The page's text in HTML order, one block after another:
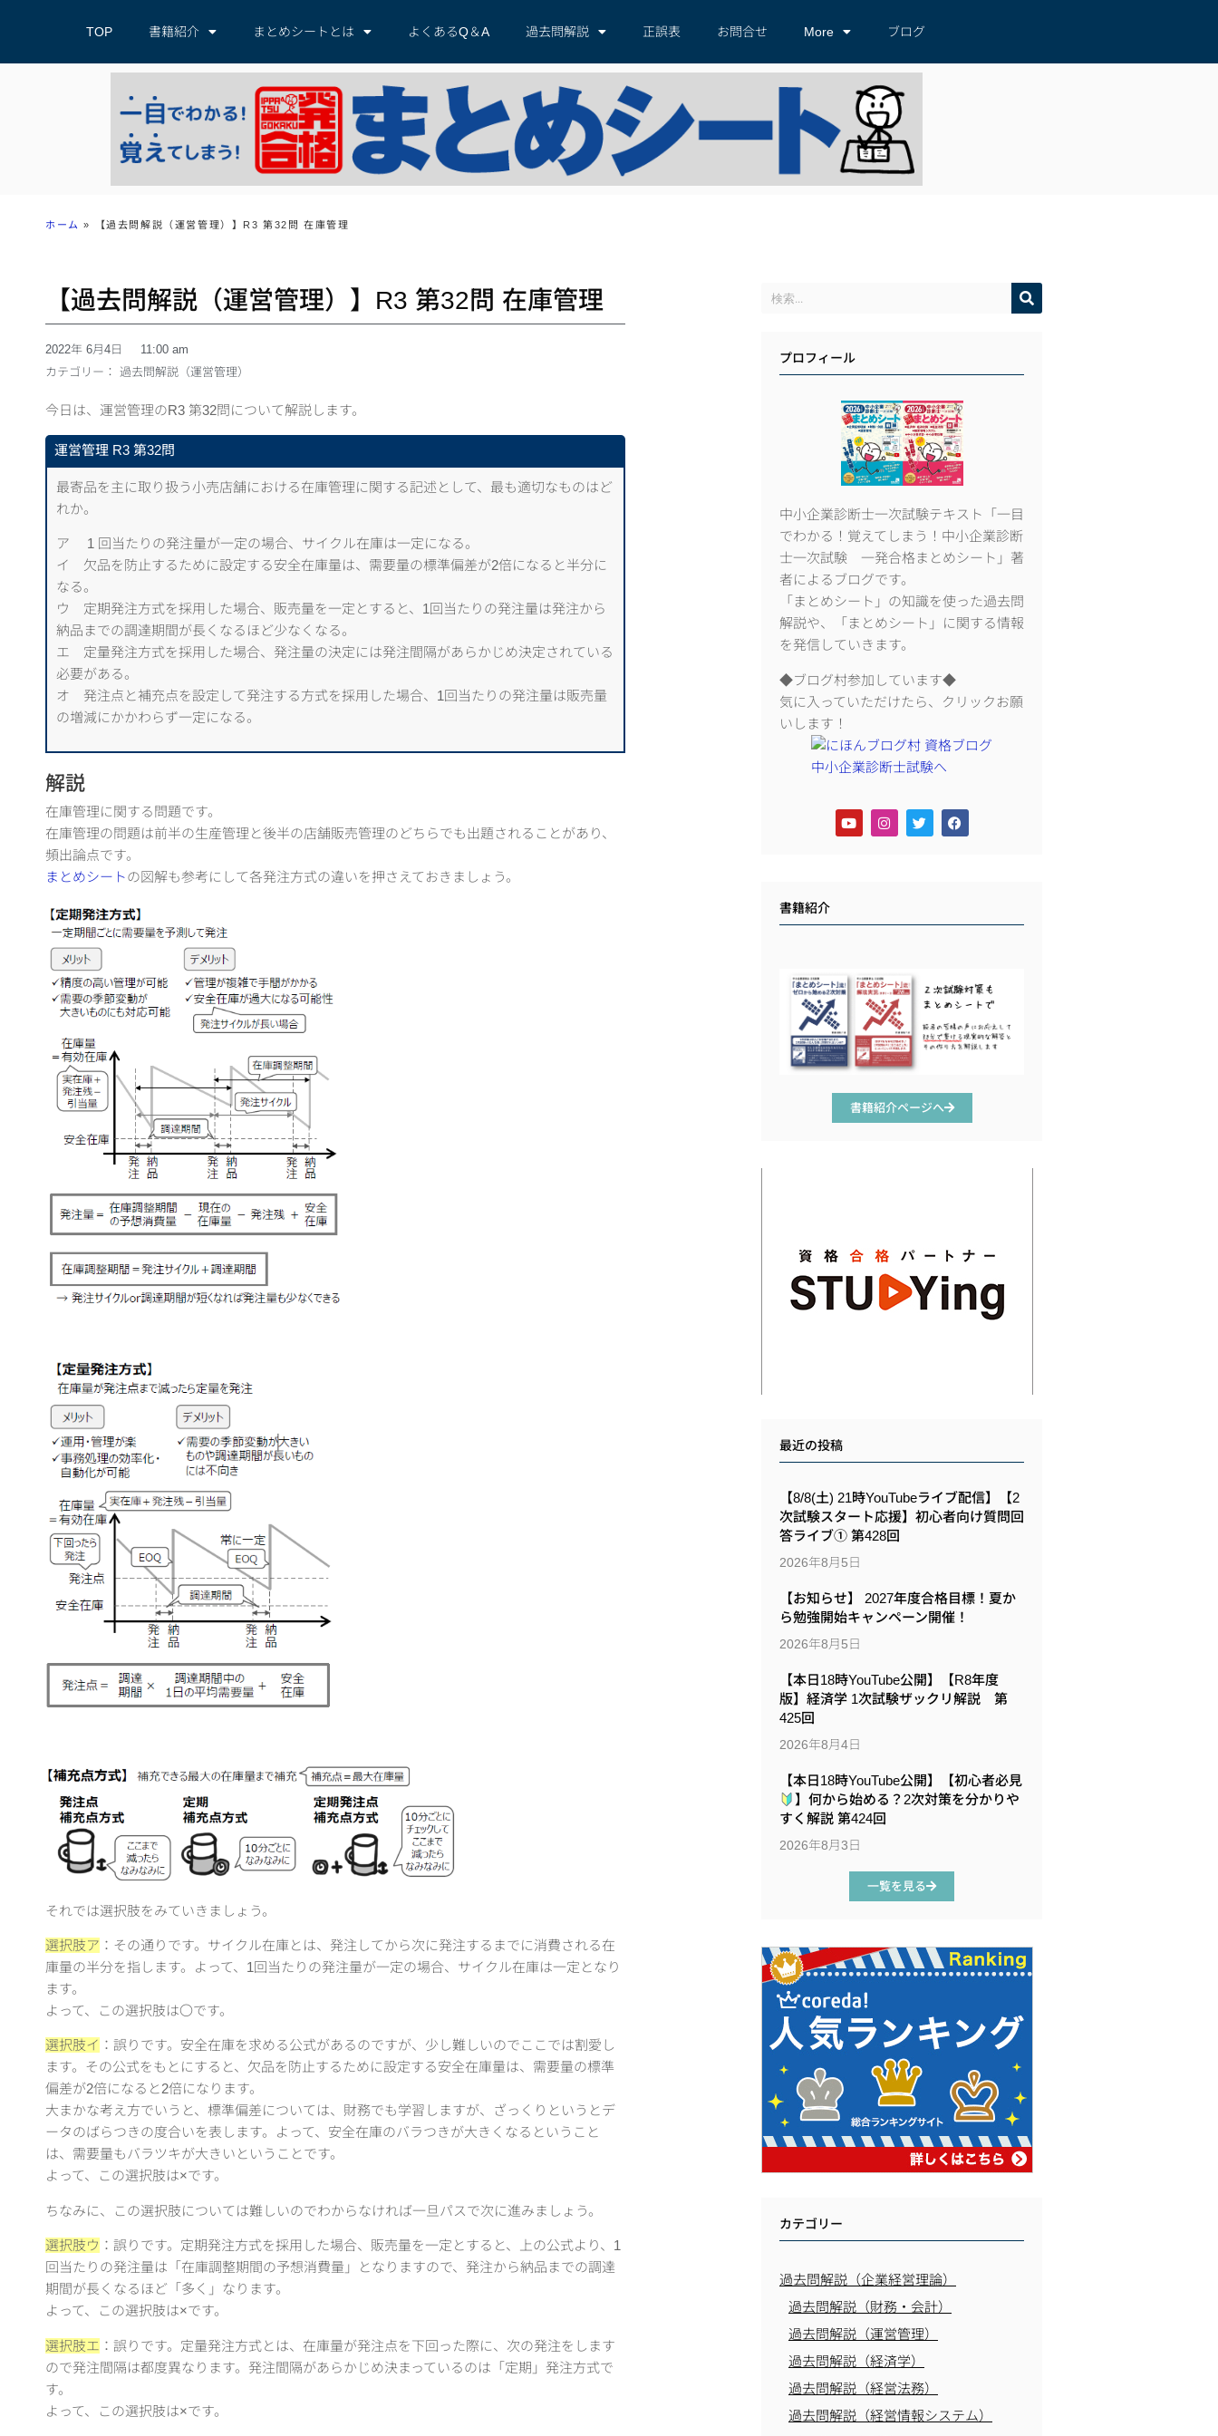
TOP 書籍紹介 まとめシートとは よくあるQ＆A 過去問解説 正誤表 お問合せ More ブログ
ホーム » 【過去問解説（運営管理）】R3 第32問 在庫管理
【過去問解説（運営管理）】R3 第32問 在庫管理
2022年 6月4日
11:00 am
カテゴリー： 過去問解説（運営管理）
今日は、運営管理のR3 第32問について解説します。
運営管理 R3 第32問
最寄品を主に取り扱う小売店舗における在庫管理に関する記述として、最も適切なものはど
れか。
ア 1 回当たりの発注量が一定の場合、サイクル在庫は一定になる。
イ 欠品を防止するために設定する安全在庫量は、需要量の標準偏差が2倍になると半分に
なる。
ウ 定期発注方式を採用した場合、販売量を一定とすると、1回当たりの発注量は発注から
納品までの調達期間が長くなるほど少なくなる。
エ 定量発注方式を採用した場合、発注量の決定には発注間隔があらかじめ決定されている
必要がある。
オ 発注点と補充点を設定して発注する方式を採用した場合、1回当たりの発注量は販売量
の増減にかかわらず一定になる。
解説
在庫管理に関する問題です。
在庫管理の問題は前半の生産管理と後半の店舗販売管理のどちらでも出題されることがあり、
頻出論点です。
まとめシートの図解も参考にして各発注方式の違いを押さえておきましょう。
それでは選択肢をみていきましょう。
選択肢ア ：その通りです。サイクル在庫とは、発注してから次に発注するまでに消費される在
庫量の半分を指します。よって、1回当たりの発注量が一定の場合、サイクル在庫は一定となり
ます。
よって、この選択肢は〇です。
選択肢イ ：誤りです。安全在庫を求める公式があるのですが、少し難しいのでここでは割愛し
ます。その公式をもとにすると、 欠品を防止するために設定する安全在庫量は、需要量の標準
偏差が2倍になると 2倍になります。
大まかな考え方でいうと、標準偏差については、財務でも学習しますが、ざっくりというとデ
ータのばらつきの度合いを表します。よって、安全在庫のバラつきが大きくなるということ
は、需要量もバラツキが大きいということです。
よって、この選択肢は×です。
ちなみに、この選択肢については難しいのでわからなければ一旦パスで次に進みましょう。
選択肢ウ ：誤りです。定期発注方式を採用した場合、販売量を一定とすると、上の公式より、1
回当たりの発注量は「在庫調整期間の予想消費量」となりますので、発注から納品までの調達
期間が長くなるほど「多く」なります。
よって、この選択肢は×です。
選択肢エ ：誤りです。定量発注方式とは、在庫量が発注点を下回った際に、次の発注をします
ので発注間隔は都度異なります。発注間隔があらかじめ決まっているのは「定期」発注方式で
す。
よって、この選択肢は×です。
プロフィール
中小企業診断士一次試験テキスト「一目
でわかる！覚えてしまう！中小企業診断
士一次試験 一発合格まとめシート」著
者によるブログです。
「まとめシート」の知識を使った過去問
解説や、「まとめシート」に関する情報
を発信していきます。
◆ブログ村参加しています◆
気に入っていただけたら、クリックお願
いします！
書籍紹介
書籍紹介ページへ
最近の投稿
【8/8(土) 21時YouTubeライブ配信】【2
次試験スタート応援】初心者向け質問回
答ライブ① 第428回
2026年8月5日
【お知らせ】 2027年度合格目標！夏か
ら勉強開始キャンペーン開催！
2026年8月5日
【本日18時YouTube公開】【R8年度
版】経済学 1次試験ザックリ解説 第
425回
2026年8月4日
【本日18時YouTube公開】【初心者必見
】何から始める？2次対策を分かりや
すく解説 第424回
2026年8月3日
一覧を見る
カテゴリー
過去問解説（企業経営理論）
過去問解説（財務・会計）
過去問解説（運営管理）
過去問解説（経済学）
過去問解説（経営法務）
過去問解説（経営情報システム）